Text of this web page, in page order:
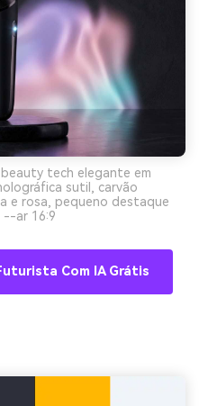
tech elegante em
sutil, carvão
e rosa, pequeno destaque
--ar 16:9
Com IA Grátis